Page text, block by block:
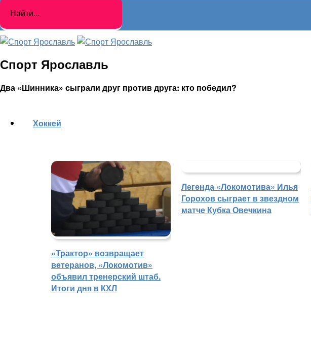
Спорт Ярославль
Два «Шинника» сыграли друг против друга: кто победил?
Хоккей
«Трактор» возвращает
ветеранов, «Локомотив»
объявил тренерский штаб.
Итоги дня в КХЛ
Легенда «Локомотива» Илья
Горохов сыграет в звездном
матче Кубка Овечкина